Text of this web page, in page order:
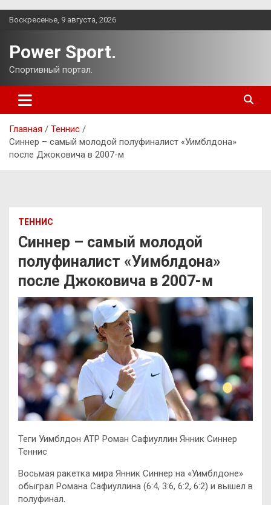
Перейти
Воскресенье, 9 августа, 2026
Power Sport.
Спортивный портал.
Главная
Теннис
Синнер – самый молодой полуфиналист «Уимблдона»
после Джоковича в 2007-м
ТЕННИС
Синнер – самый молодой
полуфиналист «Уимблдона»
после Джоковича в 2007-м
Теги Уимблдон ATP Роман Сафиуллин Янник Синнер
Теннис
Восьмая ракетка мира Янник Синнер на «Уимблдоне»
обыграл Романа Сафиуллина (6:4, 3:6, 6:2, 6:2) и вышел в
полуфинал.